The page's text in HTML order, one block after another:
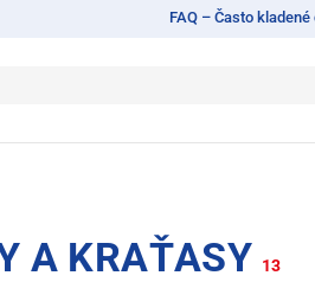
FAQ – Často kladené
A KRAŤASY 13